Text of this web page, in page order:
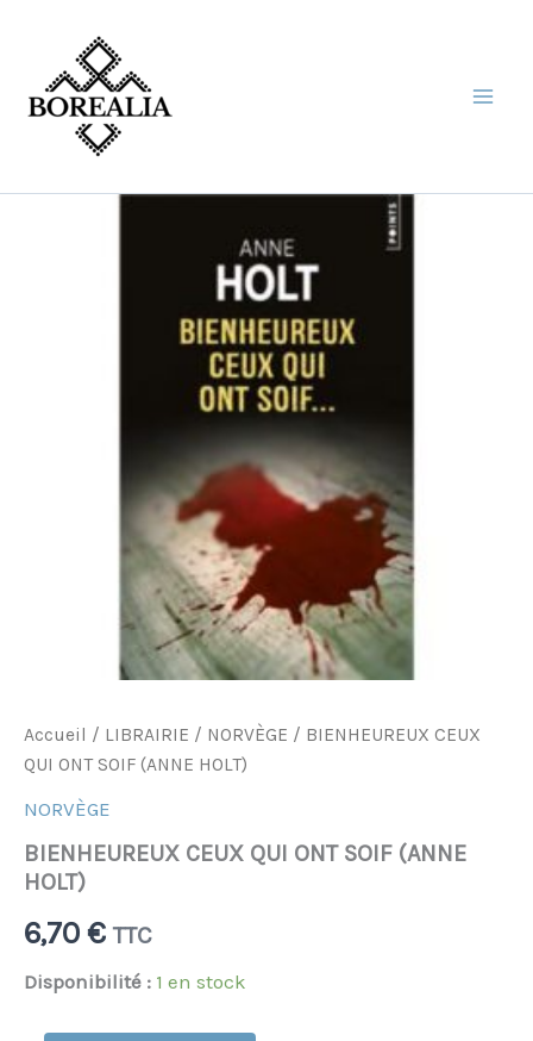
contenu
Accueil / LIBRAIRIE / NORVÈGE / BIENHEUREUX CEUX
QUI ONT SOIF (ANNE HOLT)
NORVÈGE
BIENHEUREUX CEUX QUI ONT SOIF (ANNE
HOLT)
6,70 € TTC
Disponibilité : 1 en stock